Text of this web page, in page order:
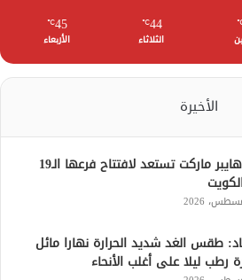
44
℃
الثلاثاء
45
℃
الأربعاء
الأخيرة
لولو هايبر ماركت تستعد لافتتاح فرعها الـ19
طقس الغد شديد الحرارة نهارا مائل
رطب ليلا على أغلب الأنحاء